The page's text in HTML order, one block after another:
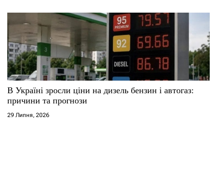
В Україні зросли ціни на дизель бензин і автогаз:
причини та прогнози
29 Липня, 2026